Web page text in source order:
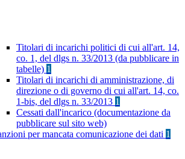
Titolari di incarichi politici di cui all'art. 14,
co. 1, del dlgs n. 33/2013 (da pubblicare in
tabelle) 1
Titolari di incarichi di amministrazione, di
direzione o di governo di cui all'art. 14, co.
1-bis, del dlgs n. 33/2013 1
Cessati dall'incarico (documentazione da
pubblicare sul sito web)
per mancata comunicazione dei dati 1